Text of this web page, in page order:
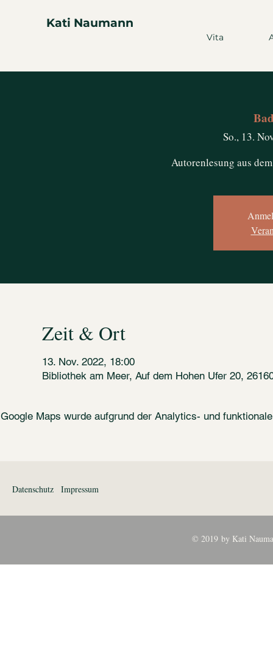
Kati Naumann
Vita
So., 13.
Autorenlesung aus
Zeit & Ort
13. Nov. 2022, 18:00
Bibliothek am Meer, Auf dem Hohen Ufer 20,
Google Maps wurde aufgrund der Analytics- und
Datenschutz Impressum
© 2019 by Kati